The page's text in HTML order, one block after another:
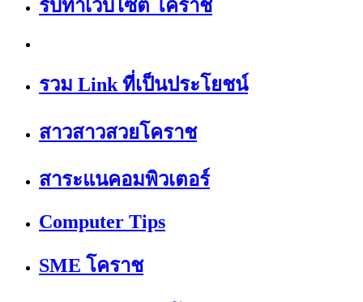
รับทำเว็บไซต์ โคราช
รวม Link ที่เป็นประโยชน์
สาวสาวสวยโคราช
สาระแนคอมพิวเตอร์
Computer Tips
SME โคราช